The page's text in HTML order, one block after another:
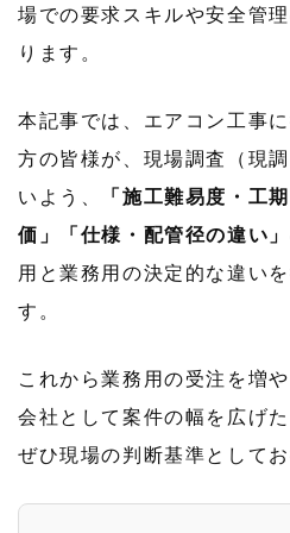
場での要求スキルや安全管
ります。
本記事では、エアコン工事
方の皆様が、現場調査（現
いよう、
「施工難易度・工
価」「仕様・配管径の違い」
用と業務用の決定的な違い
す。
これから業務用の受注を増
会社として案件の幅を広げ
ぜひ現場の判断基準としてお